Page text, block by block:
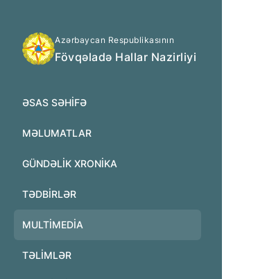
Azərbaycan Respublikasının
Fövqəladə Hallar Nazirliyi
ƏSAS SƏHIFƏ
MƏLUMATLAR
GÜNDƏLIK XRONIKA
TƏDBIRLƏR
MULTİMEDİA
TƏLIMLƏR